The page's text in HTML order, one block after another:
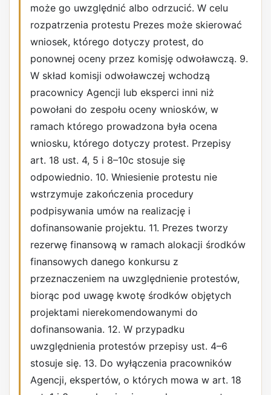
może go uwzględnić albo odrzucić. W celu
rozpatrzenia protestu Prezes może skierować
wniosek, którego dotyczy protest, do
ponownej oceny przez komisję odwoławczą. 9.
W skład komisji odwoławczej wchodzą
pracownicy Agencji lub eksperci inni niż
powołani do zespołu oceny wniosków, w
ramach którego prowadzona była ocena
wniosku, którego dotyczy protest. Przepisy
art. 18 ust. 4, 5 i 8–10c stosuje się
odpowiednio. 10. Wniesienie protestu nie
wstrzymuje zakończenia procedury
podpisywania umów na realizację i
dofinansowanie projektu. 11. Prezes tworzy
rezerwę finansową w ramach alokacji środków
finansowych danego konkursu z
przeznaczeniem na uwzględnienie protestów,
biorąc pod uwagę kwotę środków objętych
projektami nierekomendowanymi do
dofinansowania. 12. W przypadku
uwzględnienia protestów przepisy ust. 4–6
stosuje się. 13. Do wyłączenia pracowników
Agencji, ekspertów, o których mowa w art. 18